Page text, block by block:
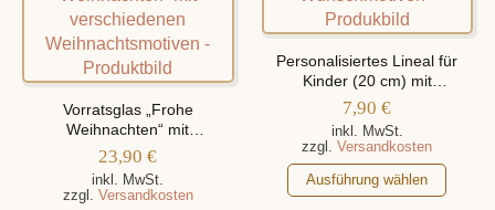
Vorratsglas „Frohe
Weihnachten“ mit
verschiedenen
Weihnachtsmotiven
23,90€
inkl. MwSt.
zzgl. Versandkosten
Personalisiertes Lineal für
Kinder (20 cm) mit
verschiedenen Motiven
7,90€
inkl. MwSt.
zzgl.Versandkosten
Ausführung wählen
Dieses
Produkt